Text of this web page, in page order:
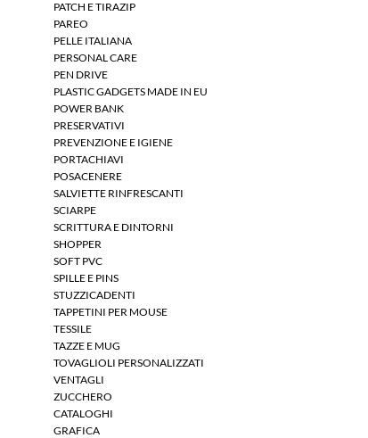
PATCH E TIRAZIP
PAREO
PELLE ITALIANA
PERSONAL CARE
PEN DRIVE
PLASTIC GADGETS MADE IN EU
POWER BANK
PRESERVATIVI
PREVENZIONE E IGIENE
PORTACHIAVI
POSACENERE
SALVIETTE RINFRESCANTI
SCIARPE
SCRITTURA E DINTORNI
SHOPPER
SOFT PVC
SPILLE E PINS
STUZZICADENTI
TAPPETINI PER MOUSE
TESSILE
TAZZE E MUG
TOVAGLIOLI PERSONALIZZATI
VENTAGLI
ZUCCHERO
CATALOGHI
GRAFICA